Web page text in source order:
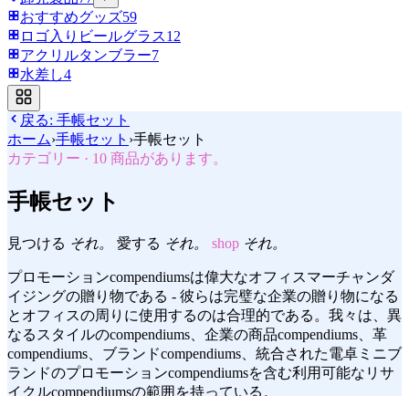
おすすめグッズ59
ロゴ入りビールグラス12
アクリルタンブラー7
水差し4
戻る: 手帳セット
ホーム›手帳セット ›手帳セット
カテゴリー · 10 商品があります。
手帳セット
見つける それ。 愛する それ。 shop それ。
プロモーションcompendiumsは偉大なオフィスマーチャンダ
イジングの贈り物である - 彼らは完璧な企業の贈り物になる
とオフィスの周りに使用するのは合理的である。我々は、異
なるスタイルのcompendiums、企業の商品compendiums、革
compendiums、ブランドcompendiums、統合された電卓ミニブ
ランドのプロモーションcompendiumsを含む利用可能なリサ
イクルcompendiumsの範囲を持っている。